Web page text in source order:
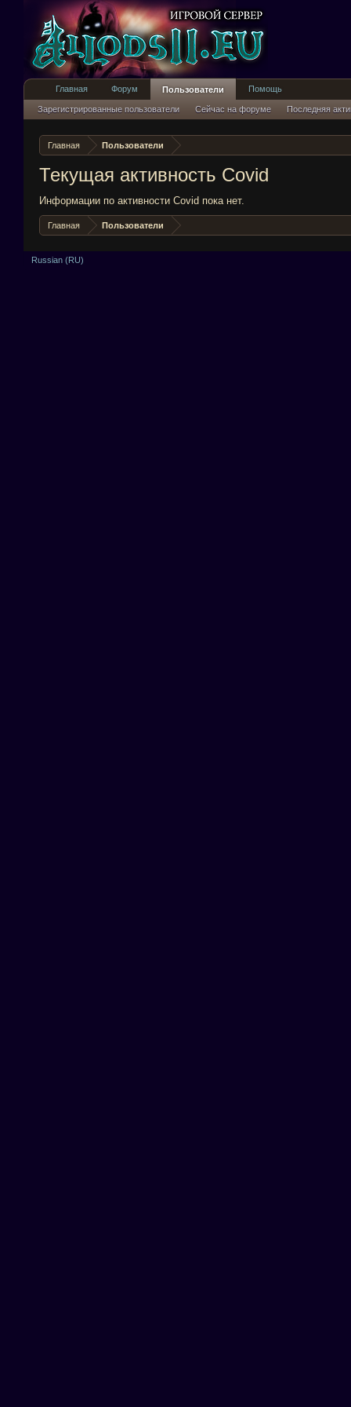
Главная Пользователи
Текущая активность Covid
Информации по активности Covid пока нет.
Главная Пользователи
Главная Форум Пользователи
Зарегистрированные пользователи Сейчас на форуме Последняя
Помощь
Russian (RU)